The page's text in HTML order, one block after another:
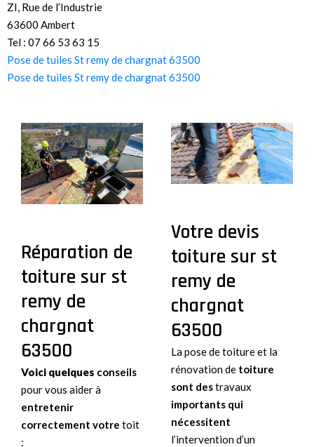
ZI, Rue de l’Industrie
63600 Ambert
Tel : 07 66 53 63 15
Pose de tuiles St remy de chargnat 63500
Pose de tuiles St remy de chargnat 63500
Réparation de
toiture sur st
remy de
chargnat
63500
Voici quelques conseils
pour vous aider à
entretenir
correctement votre toit
:
Votre devis
toiture sur st
remy de
chargnat
63500
La pose de toiture et la
rénovation de toiture
sont destravaux
importants qui
nécessitent
l’intervention d’un